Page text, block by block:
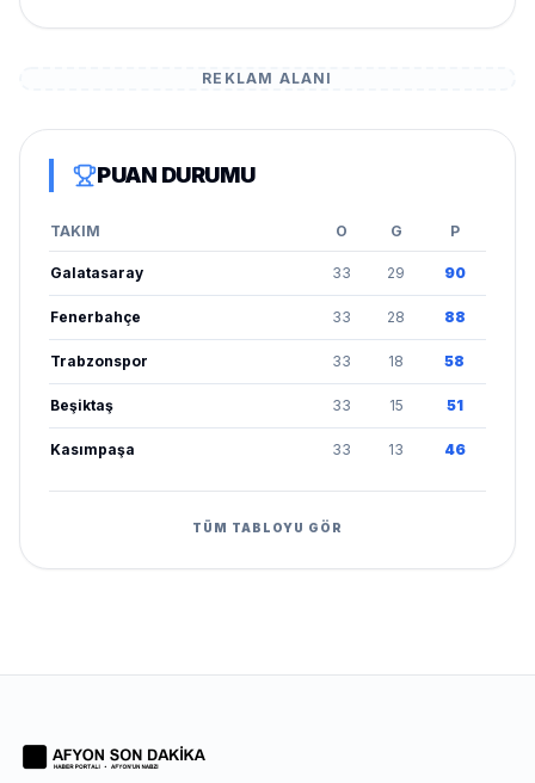
REKLAM ALANI
PUAN DURUMU
TAKIM O G P
Galatasaray 33 29 90
Fenerbahçe 33 28 88
Trabzonspor 33 18 58
Beşiktaş 33 15 51
Kasımpaşa 33 13 46
TÜM TABLOYU GÖR